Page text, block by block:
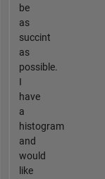
be
as
succint
as
possible.
I
have
a
histogram
and
would
like